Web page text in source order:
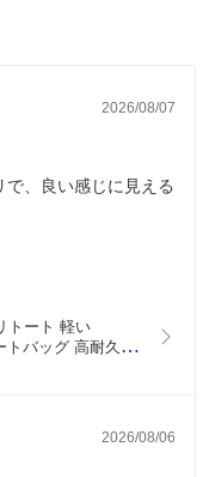
2026/08/07
、良い感じに見える
トート 軽い
トバッグ 高耐久 撥
2026/08/06